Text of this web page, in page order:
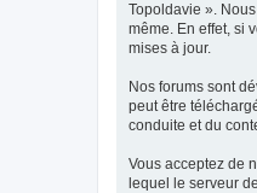
Topoldavie ».
même. En effet, si
mises à jour.
Nos forums sont
peut être
conduite et du
Vous acceptez de
lequel le serveur